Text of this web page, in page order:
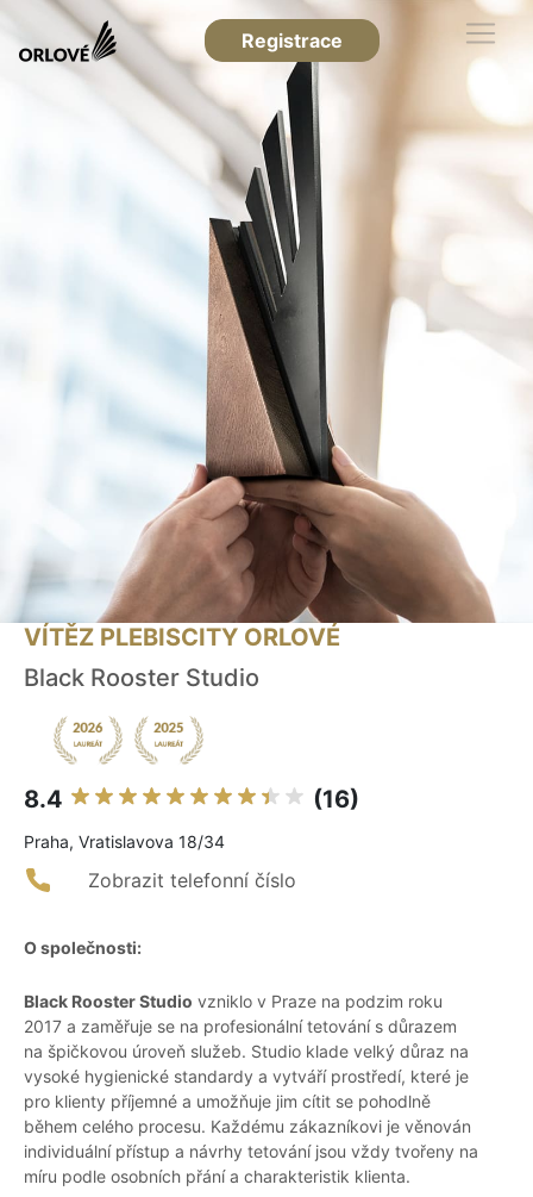
Registrace
VÍTĚZ PLEBISCITY ORLOVÉ
Black Rooster Studio
8.4 (16)
Praha, Vratislavova 18/34
Zobrazit telefonní číslo
O společnosti:
Black Rooster Studio vzniklo v Praze na podzim roku
2017 a zaměřuje se na profesionální tetování s důrazem
na špičkovou úroveň služeb. Studio klade velký důraz na
vysoké hygienické standardy a vytváří prostředí, které je
pro klienty příjemné a umožňuje jim cítit se pohodlně
během celého procesu. Každému zákazníkovi je věnován
individuální přístup a návrhy tetování jsou vždy tvořeny na
míru podle osobních přání a charakteristik klienta.